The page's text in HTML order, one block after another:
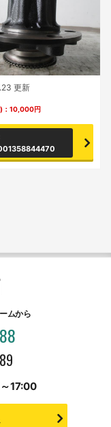
更新
：10,000円
ムから
17:00